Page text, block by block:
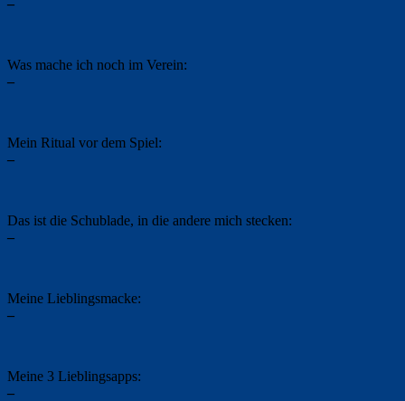
Was mache ich noch im Verein:
–
Mein Ritual vor dem Spiel:
–
Das ist die Schublade, in die andere mich stecken:
–
Meine Lieblingsmacke:
–
Meine 3 Lieblingsapps:
–